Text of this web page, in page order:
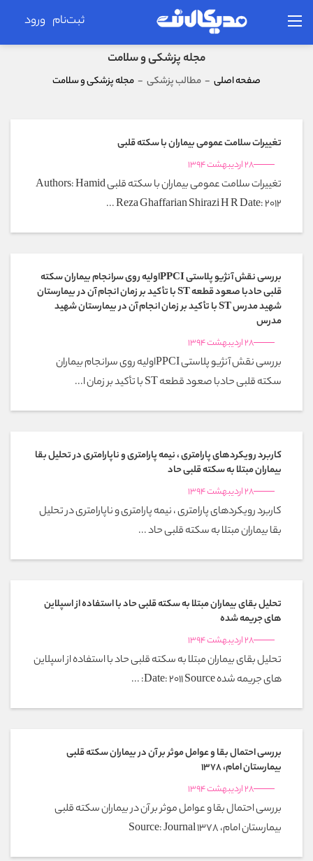
ثبت‌نام ورود
مجله پزشکی و سلامت
صفحه اصلی - مطالب پزشکی - مجله پزشکی و سلامت
تغییرات سلامت عمومی بیماران با سکته قلبی
28 اردیبهشت 1394
تغییرات سلامت عمومی بیماران با سکته قلبی Authors: Hamid
Reza Ghaffarian Shirazi H R Date: 2012 ...
بررسی نقش آنژیو پلاستی PPCIاولیه روی سرانجام بیماران سکته
قلبی حادبا صعود قطعه ST با تأکید بر زمان انجام آن در بیمارستان
شهید مدرس ST با تأکید بر زمان انجام آن در بیمارستان شهید
مدرس
28 اردیبهشت 1394
بررسی نقش آنژیو پلاستی PPCIاولیه روی سرانجام بیماران
سکته قلبی حادبا صعود قطعه ST با تأکید بر زمان ا...
کاربرد رویکردهای پارامتری ، نیمه پارامتری و ناپارامتری در تحلیل بقا
بیماران مبتلا به سکته قلبی حاد
28 اردیبهشت 1394
کاربرد رویکردهای پارامتری ، نیمه پارامتری و ناپارامتری در تحلیل
بقا بیماران مبتلا به سکته قلبی حاد ...
تحلیل بقای بیماران مبتلا به سکته قلبی حاد با استفاده از اسپلاین
های جریمه شده
28 اردیبهشت 1394
تحلیل بقای بیماران مبتلا به سکته قلبی حاد با استفاده از اسپلاین
های جریمه شده Date: 2011 Source: ...
بررسی احتمال بقا و عوامل موثر بر آن در بیماران سکته قلبی
بیمارستان امام، 1378
28 اردیبهشت 1394
بررسی احتمال بقا و عوامل موثر بر آن در بیماران سکته قلبی
بیمارستان امام، 1378 Source: Journal